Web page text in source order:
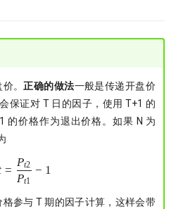
价。正确的做法一般是传递开盘价
保证对 T 日的因子，使用 T+1 的
的价格作为退出价格。如果 N 为
Ret=\frac{P_{t2}}{P_{t1}}-1
=
Pt1
Pt2 − 1
参与 T 期的因子计算，这样会带